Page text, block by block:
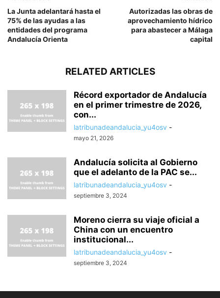
La Junta adelantará hasta el
75% de las ayudas a las
entidades del programa
Andalucía Orienta
Autorizadas las obras de
aprovechamiento hídrico
para abastecer a Málaga
capital
RELATED ARTICLES
Récord exportador de Andalucía
en el primer trimestre de 2026,
con...
latribunadeandalucia_yu4osv -
mayo 21, 2026
Andalucía solicita al Gobierno
que el adelanto de la PAC se...
latribunadeandalucia_yu4osv -
septiembre 3, 2024
Moreno cierra su viaje oficial a
China con un encuentro
institucional...
latribunadeandalucia_yu4osv -
septiembre 3, 2024